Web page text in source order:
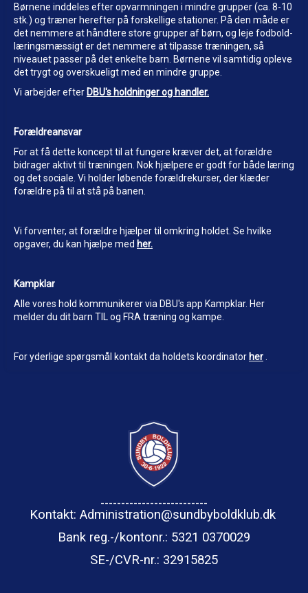
Børnene inddeles efter opvarmningen i mindre grupper (ca. 8-10
stk.) og træner herefter på forskellige stationer. På den måde er
det nemmere at håndtere store grupper af børn, og leje fodbold-
læringsmæssigt er det nemmere at tilpasse træningen, så
niveauet passer på det enkelte barn. Børnene vil samtidig opleve
det trygt og overskueligt med en mindre gruppe.
Vi arbejder efter DBU's holdninger og handler.
Forældreansvar
For at få dette koncept til at fungere kræver det, at forældre
bidrager aktivt til træningen. Nok hjælpere er godt for både læring
og det sociale. Vi holder løbende forældrekurser, der klæder
forældre på til at stå på banen.
Vi forventer, at forældre hjælper til omkring holdet. Se hvilke
opgaver, du kan hjælpe med her.
Kampklar
Alle vores hold kommunikerer via DBU's app Kampklar. Her
melder du dit barn TIL og FRA træning og kampe.
For yderlige spørgsmål kontakt da holdets koordinator her
--------------------------
Kontakt: Administration@sundbyboldklub.dk
Bank reg.-/kontonr.: 5321 0370029
SE-/CVR-nr.: 32915825